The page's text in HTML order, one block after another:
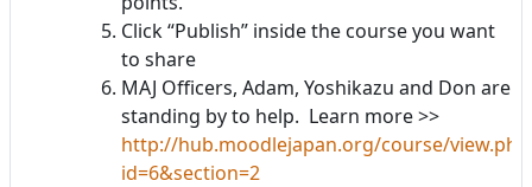
Click “Publish” inside the course you want
to share
MAJ Officers, Adam, Yoshikazu and Don are
standing by to help. Learn more >>
http://hub.moodlejapan.org/course/
id=6&section=2